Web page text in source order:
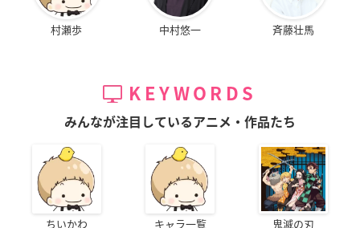
村瀬歩 中村悠一 斉藤壮馬
KEYWORDS
みんなが注目しているアニメ・作品たち
ちいかわ キャラ一覧 鬼滅の刃